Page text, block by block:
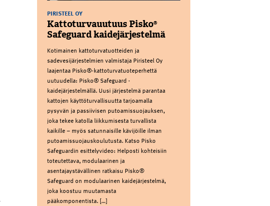
PIRISTEEL OY
Kattoturvauutuus Pisko®
Safeguard kaidejärjestelmä
Kotimainen kattoturvatuotteiden ja
sadevesijärjestelmien valmistaja Piristeel Oy
laajentaa Pisko®-kattoturvatuoteperhettä
uutuudella: Pisko® Safeguard -
kaidejärjestelmällä. Uusi järjestelmä parantaa
kattojen käyttöturvallisuutta tarjoamalla
pysyvän ja passiivisen putoamissuojauksen,
joka tekee katolla liikkumisesta turvallista
kaikille – myös satunnaisille kävijöille ilman
putoamissuojauskoulutusta. Katso Pisko
Safeguardin esittelyvideo: Helposti kohteisiin
toteutettava, modulaarinen ja
asentajaystävällinen ratkaisu Pisko®
Safeguard on modulaarinen kaidejärjestelmä,
joka koostuu muutamasta
pääkomponentista. […]